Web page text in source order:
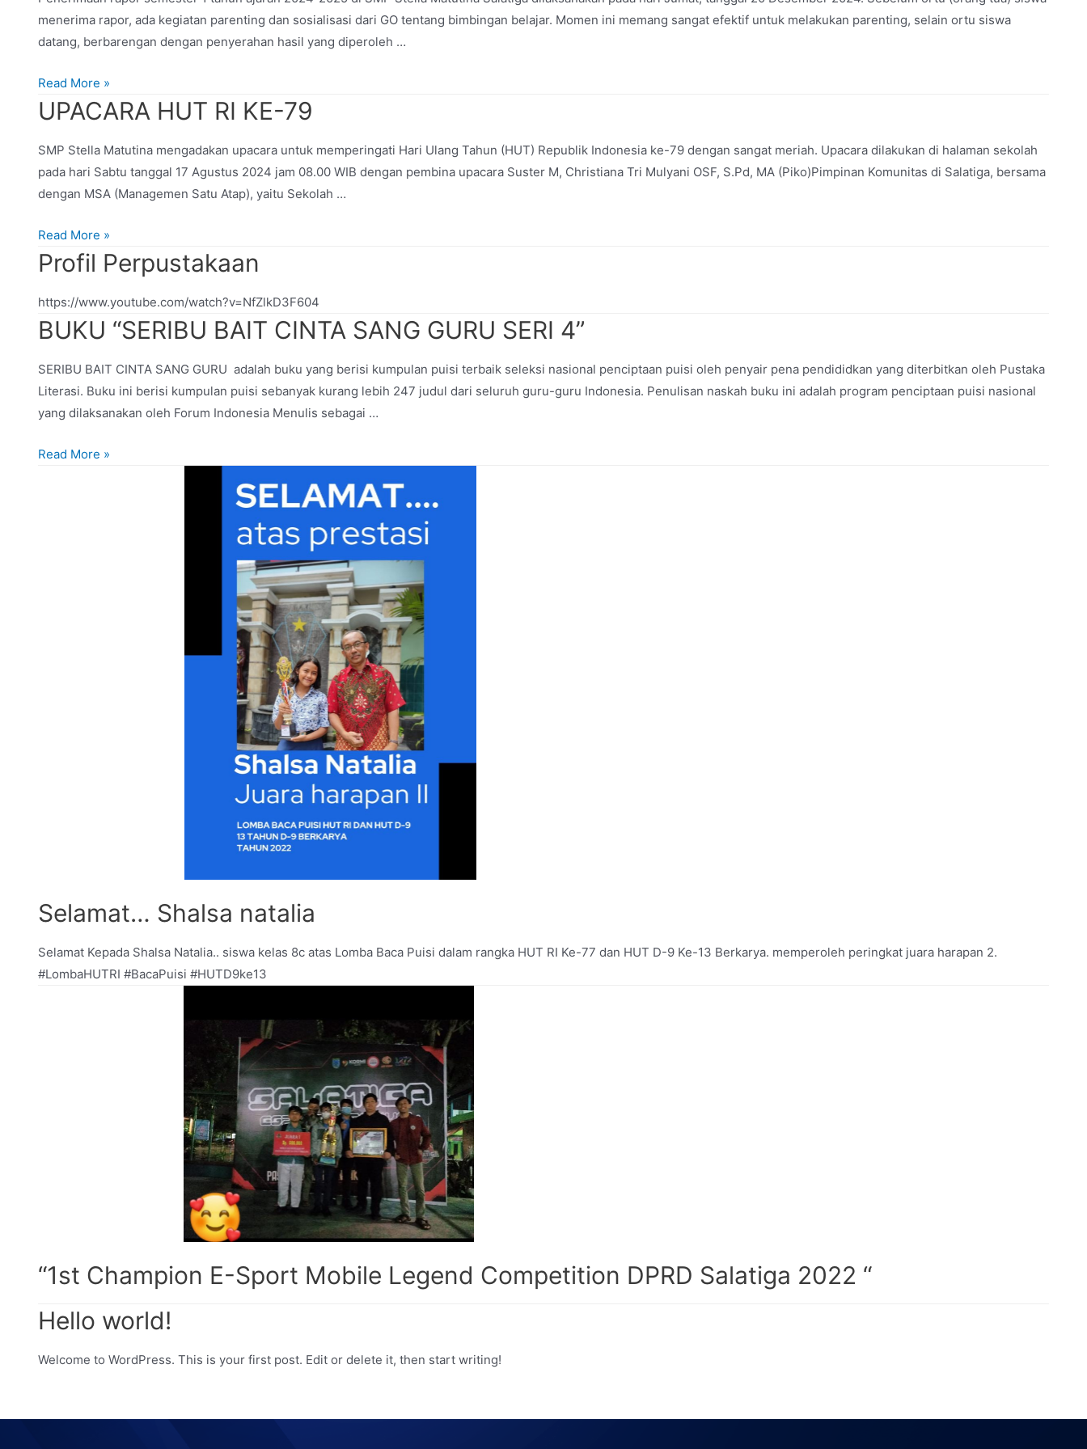
menerima rapor, ada kegiatan parenting dan sosialisasi dari GO tentang bimbingan belajar. Momen ini memang sangat efektif untuk melakukan parenting, selain ortu siswa
datang, berbarengan dengan penyerahan hasil yang diperoleh …
20
Desember
2024-
Penerimaan
Rapor
Semester
Read More »
UPACARA HUT RI KE-79
SMP Stella Matutina mengadakan upacara untuk memperingati Hari Ulang Tahun (HUT) Republik Indonesia ke-79 dengan sangat meriah. Upacara dilakukan di halaman sekolah
pada hari Sabtu tanggal 17 Agustus 2024 jam 08.00 WIB dengan pembina upacara Suster M, Christiana Tri Mulyani OSF, S.Pd, MA (Piko)Pimpinan Komunitas di Salatiga, bersama
dengan MSA (Managemen Satu Atap), yaitu Sekolah …
UPACARA
HUT
KE-
79
Read More »
Profil Perpustakaan
https://www.youtube.com/watch?v=NfZlkD3F604
BUKU “SERIBU BAIT CINTA SANG GURU SERI 4”
SERIBU BAIT CINTA SANG GURU adalah buku yang berisi kumpulan puisi terbaik seleksi nasional penciptaan puisi oleh penyair pena pendididkan yang diterbitkan oleh Pustaka
Literasi. Buku ini berisi kumpulan puisi sebanyak kurang lebih 247 judul dari seluruh guru-guru Indonesia. Penulisan naskah buku ini adalah program penciptaan puisi nasional
yang dilaksanakan oleh Forum Indonesia Menulis sebagai …
BUKU
Read More »
Selamat… Shalsa natalia
Selamat Kepada Shalsa Natalia.. siswa kelas 8c atas Lomba Baca Puisi dalam rangka HUT RI Ke-77 dan HUT D-9 Ke-13 Berkarya. memperoleh peringkat juara harapan 2.
#LombaHUTRI #BacaPuisi #HUTD9ke13
“1st Champion E-Sport Mobile Legend Competition DPRD Salatiga 2022 “
Hello world!
Welcome to WordPress. This is your first post. Edit or delete it, then start writing!